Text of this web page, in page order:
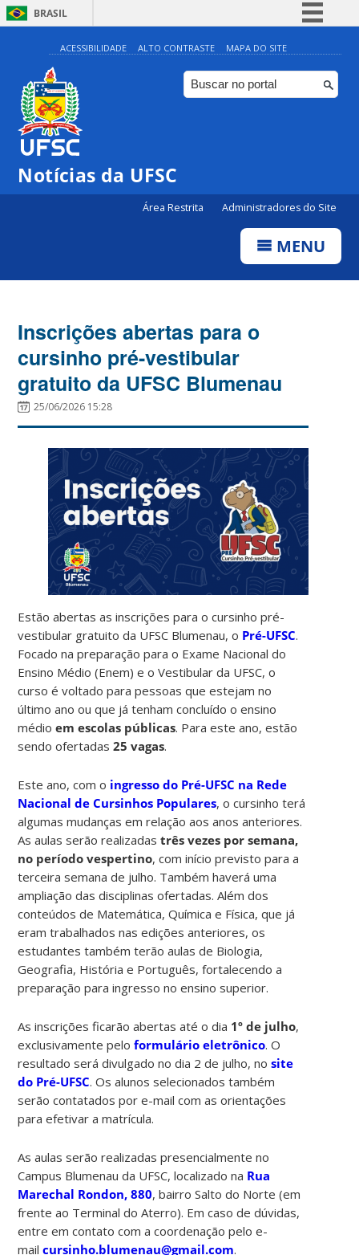
BRASIL
Simplifique!
Comunica BR
Participe
ACESSIBILIDADE ALTO CONTRASTE MAPA DO SITE
Notícias da UFSC
Área Restrita Administradores do Site
MENU
Inscrições abertas para o
cursinho pré-vestibular
gratuito da UFSC Blumenau
25/06/2026 15:28
Estão abertas as inscrições para o cursinho pré-
vestibular gratuito da UFSC Blumenau, o Pré-UFSC.
Focado na preparação para o Exame Nacional do
Ensino Médio (Enem) e o Vestibular da UFSC, o
curso é voltado para pessoas que estejam no
último ano ou que já tenham concluído o ensino
médioem escolas públicas. Para este ano, estão
sendo ofertadas25 vagas.
Este ano, com o ingresso do Pré-UFSC na Rede
Nacional de Cursinhos Populares, o cursinho terá
algumas mudanças em relação aos anos anteriores.
As aulas serão realizadastrês vezes por semana,
no período vespertino, com início previsto para a
terceira semana de julho. Também haverá uma
ampliação das disciplinas ofertadas. Além dos
conteúdos de Matemática, Química e Física, que já
eram trabalhados nas edições anteriores, os
estudantes também terão aulas de Biologia,
Geografia, História e Português, fortalecendo a
preparação para ingresso no ensino superior.
As inscrições ficarão abertas até o dia 1º de julho,
exclusivamente peloformulário eletrônico. O
resultado será divulgado no dia 2 de julho, nosite
do Pré-UFSC. Os alunos selecionados também
serão contatados por e-mail com as orientações
para efetivar a matrícula.
As aulas serão realizadas presencialmente no
Campus Blumenau da UFSC, localizado na Rua
Marechal Rondon, 880, bairro Salto do Norte (em
frente ao Terminal do Aterro). Em caso de dúvidas,
entre em contato com a coordenação pelo e-
mailcursinho.blumenau@gmail.com.